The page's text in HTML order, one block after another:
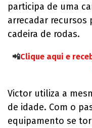
participa de uma
arrecadar recursos
cadeira de rodas.
📲Clique aqui e
Victor utiliza a
de idade. Com o
equipamento se